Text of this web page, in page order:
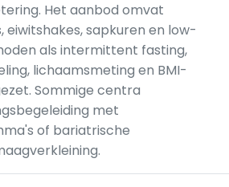
Het aanbod omvat
eiwitshakes, sapkuren en low-
als intermittent fasting,
lichaamsmeting en BMI-
Sommige centra
met
of bariatrische